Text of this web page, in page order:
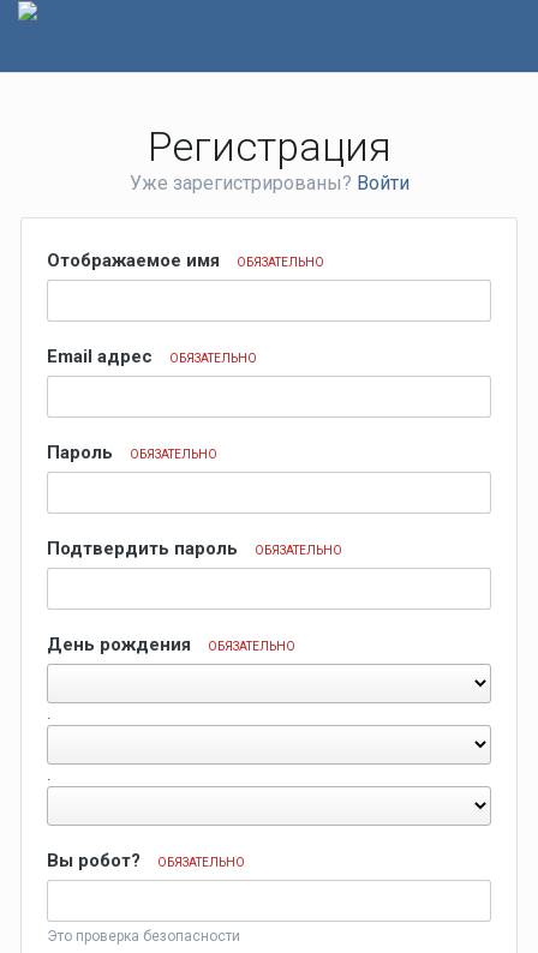
Регистрация
Уже зарегистрированы? Войти
Отображаемое имя ОБЯЗАТЕЛЬНО
Email адрес ОБЯЗАТЕЛЬНО
Пароль ОБЯЗАТЕЛЬНО
Подтвердить пароль ОБЯЗАТЕЛЬНО
День рождения ОБЯЗАТЕЛЬНО
.
.
Вы робот? ОБЯЗАТЕЛЬНО
Это проверка безопасности